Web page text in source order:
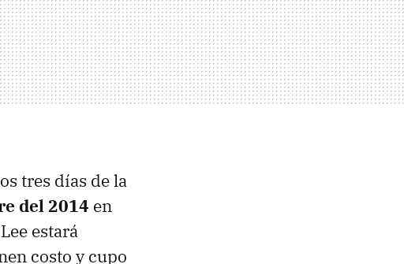
tres días de la
del 2014 en
estará
costo y cupo